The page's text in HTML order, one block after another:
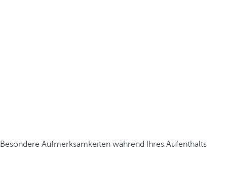
Besondere Aufmerksamkeiten während Ihres Aufenthalts